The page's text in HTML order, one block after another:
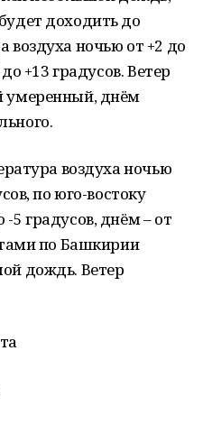
доходить до
воздуха ночью от +2 до
+13 градусов. Ветер
умеренный, днём
воздуха ночью
по юго-востоку
5 градусов, днём – от
по Башкирии
дождь. Ветер